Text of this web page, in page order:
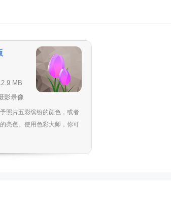
MB
影录像
照片五彩缤纷的颜色，或者
亮色。使用色彩大师，你可